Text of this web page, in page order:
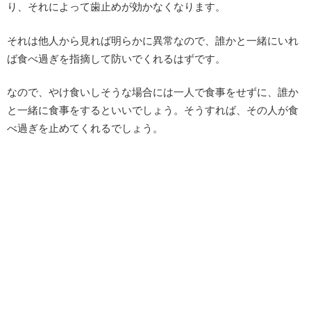
り、それによって歯止めが効かなくなります。
それは他人から見れば明らかに異常なので、誰かと一緒にいれ
ば食べ過ぎを指摘して防いでくれるはずです。
なので、やけ食いしそうな場合には一人で食事をせずに、誰か
と一緒に食事をするといいでしょう。そうすれば、その人が食
べ過ぎを止めてくれるでしょう。